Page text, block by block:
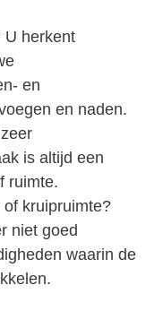
U herkent
en
en naden.
is altijd een
ruimte.
kruipruimte?
niet goed
waarin de